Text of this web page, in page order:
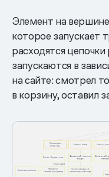
Элемент на
которое запускает
расходятся
запускаются в
на сайте: смотрел
в корзину, оставил